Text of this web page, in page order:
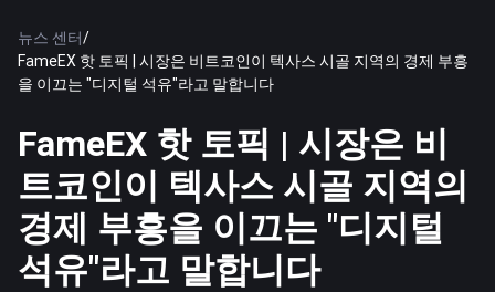
뉴스 센터/
FameEX 핫 토픽 | 시장은 비트코인이 텍사스 시골 지역의 경제 부흥
을 이끄는 "디지털 석유"라고 말합니다
FameEX 핫 토픽 | 시장은 비
트코인이 텍사스 시골 지역의
경제 부흥을 이끄는 "디지털
석유"라고 말합니다